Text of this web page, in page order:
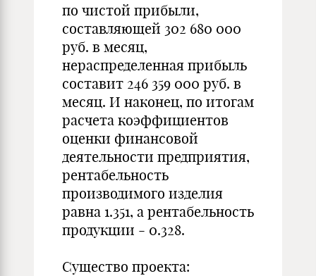
по чистой прибыли,
составляющей 302 680 000
руб. в месяц,
нераспределенная прибыль
составит 246 359 000 руб. в
месяц. И наконец, по итогам
расчета коэффициентов
оценки финансовой
деятельности предприятия,
рентабельность
производимого изделия
равна 1.351, а рентабельность
продукции - 0.328.
Существо проекта: